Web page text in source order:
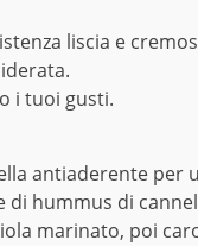
liscia e
i tuoi gusti.
antiaderente
hummus di
marinato, poi